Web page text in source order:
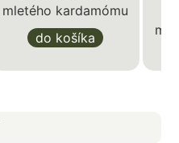
mletého kardamómu
do košíka